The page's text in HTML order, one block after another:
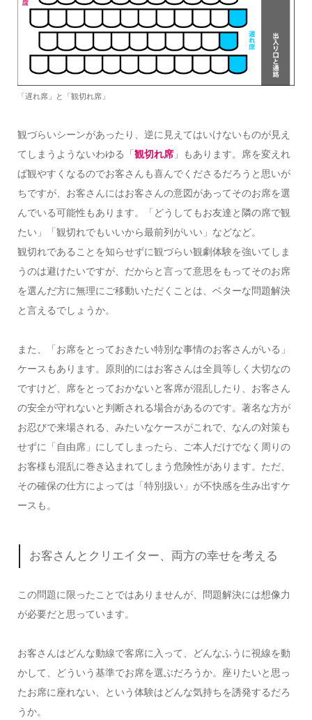
「遅れ席」と「観切れ席」
観づらいシーンがあったり、逆に見えてはいけないものが見え
てしまうようないわゆる「 観切れ席」もあります。席を変えれ
ば観やすくなるのでお客さんも喜んでくださるだろうと思いが
ちですが、お客さんにはお客さんの意図があってそのお席を選
んでいる可能性もあります。「どうしてもお友達と隣の席で観
たい」「観切れでもいいから最前列がいい」などなど。
観切れであることを知らせずに観づらい観劇体験を強いてしま
うのは避けたいですが、だからと言って意思をもってそのお席
を選んだ方に無理にご移動いただくことは、ベターな問題解決
と言えるでしょうか。
また、「お席をとっておきたい特別な事情のお客さんがいる」
ケースもあります。原則的にはお客さんは全員等しく大切なの
ですけど、席をとっておかないと客席が混乱したり、お客さん
の安全が守れないと判断される場合があるのです。著名な方が
お忍びで来場される、みたいなケースがこれで、なんの対策も
せずに「自由席」にしてしまったら、ご本人だけでなく周りの
お客様も混乱に巻き込まれてしまう危険性があります。ただ、
その確保の仕方によっては「特別扱い」が不快感を生み出すケ
ースも。
お客さんとクリエイター、両方の幸せを考える
この問題に限ったことではありませんが、問題解決には想像力
が必要だと思っています。
お客さんはどんな動線で客席に入って、どんなふうに視線を動
かして、どういう基準でお席を選ぶだろうか。座りたいと思っ
たお席に座れない、という体験はどんな気持ちを誘発するだろ
うか。